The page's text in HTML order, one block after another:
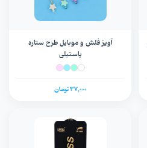
آویز فلش و موبایل طرح ستاره
پاستیلی
37,000 تومان